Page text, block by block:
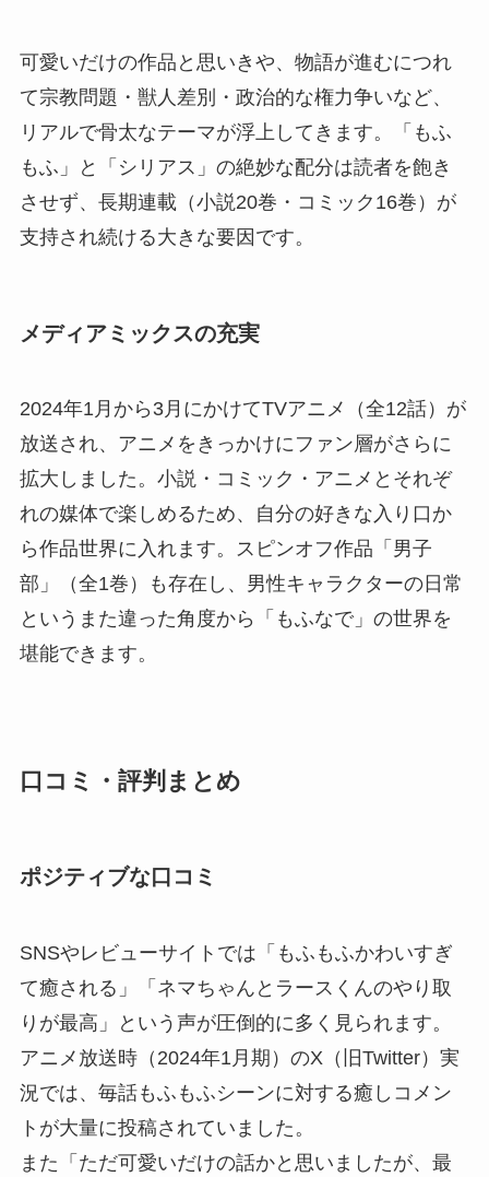
可愛いだけの作品と思いきや、物語が進むにつれ
て宗教問題・獣人差別・政治的な権力争いなど、
リアルで骨太なテーマが浮上してきます。「もふ
もふ」と「シリアス」の絶妙な配分は読者を飽き
させず、長期連載（小説20巻・コミック16巻）が
支持され続ける大きな要因です。
メディアミックスの充実
2024年1月から3月にかけてTVアニメ（全12話）が
放送され、アニメをきっかけにファン層がさらに
拡大しました。小説・コミック・アニメとそれぞ
れの媒体で楽しめるため、自分の好きな入り口か
ら作品世界に入れます。スピンオフ作品「男子
部」（全1巻）も存在し、男性キャラクターの日常
というまた違った角度から「もふなで」の世界を
堪能できます。
口コミ・評判まとめ
ポジティブな口コミ
SNSやレビューサイトでは「もふもふかわいすぎ
て癒される」「ネマちゃんとラースくんのやり取
りが最高」という声が圧倒的に多く見られます。
アニメ放送時（2024年1月期）のX（旧Twitter）実
況では、毎話もふもふシーンに対する癒しコメン
トが大量に投稿されていました。
また「ただ可愛いだけの話かと思いましたが、最